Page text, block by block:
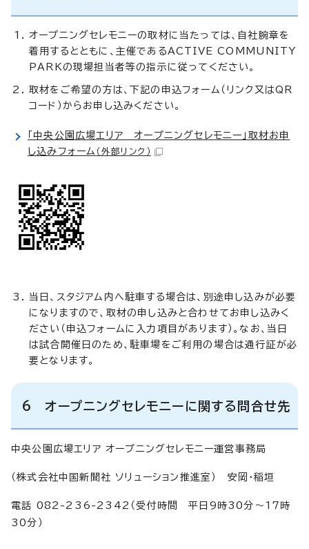
オープニングセレモニーの取材に当たっては、自社腕章を
着用するとともに、主催であるACTIVE COMMUNITY
PARKの現場担当者等の指示に従ってください。
取材をご希望の方は、下記の申込フォーム（リンク又はQR
コード）からお申し込みください。
「中央公園広場エリア オープニングセレモニー」取材お申
し込みフォーム （外部リンク）
当日、スタジアム内へ駐車する場合は、別途申し込みが必要
になりますので、取材の申し込みと合わせてお申し込みく
ださい（申込フォームに入力項目があります）。なお、当日
は試合開催日のため、駐車場をご利用の場合は通行証が必
要となります。
6 オープニングセレモニーに関する問合せ先
中央公園広場エリア オープニングセレモニー運営事務局
（株式会社中国新聞社 ソリューション推進室） 安岡・稲垣
電話 082-236-2342（受付時間 平日9時30分～17時
30分）